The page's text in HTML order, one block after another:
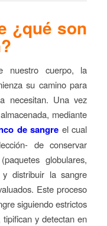
¿qué son
nuestro cuerpo, la
su camino para
necesitan. Una vez
mediante
de sangre el cual
de conservar
globulares,
y distribuir la sangre
Este proceso
siguiendo estrictos
y detectan en